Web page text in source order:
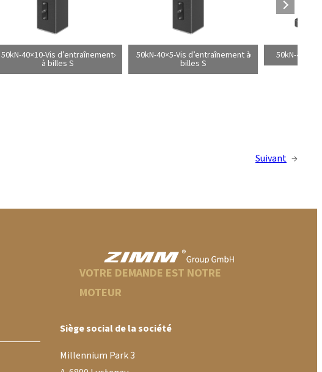
50kN-40×10-Vis d’entraînement
à billes S
50kN-40×5-Vis d’entraînement à
billes S
50kN-40×7-
Suivant →
VOTRE DEMANDE EST NOTRE
MOTEUR
Siège social de la société
Millennium Park 3